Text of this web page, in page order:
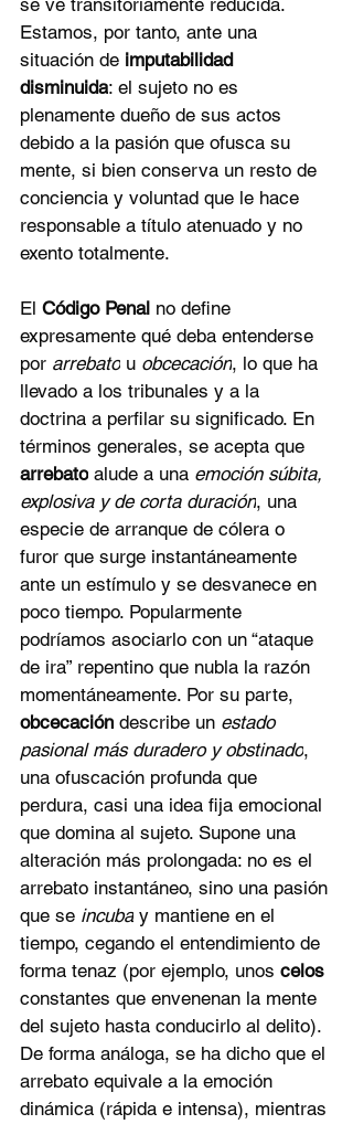
se ve transitoriamente reducida.
Estamos, por tanto, ante una
situación de imputabilidad
disminuida: el sujeto no es
plenamente dueño de sus actos
debido a la pasión que ofusca su
mente, si bien conserva un resto de
conciencia y voluntad que le hace
responsable a título atenuado y no
exento totalmente.
El Código Penal no define
expresamente qué deba entenderse
por arrebato u obcecación, lo que ha
llevado a los tribunales y a la
doctrina a perfilar su significado. En
términos generales, se acepta que
arrebato alude a una emoción súbita,
explosiva y de corta duración, una
especie de arranque de cólera o
furor que surge instantáneamente
ante un estímulo y se desvanece en
poco tiempo. Popularmente
podríamos asociarlo con un “ataque
de ira” repentino que nubla la razón
momentáneamente. Por su parte,
obcecación describe un estado
pasional más duradero y obstinado,
una ofuscación profunda que
perdura, casi una idea fija emocional
que domina al sujeto. Supone una
alteración más prolongada: no es el
arrebato instantáneo, sino una pasión
que se incuba y mantiene en el
tiempo, cegando el entendimiento de
forma tenaz (por ejemplo, unos celos
constantes que envenenan la mente
del sujeto hasta conducirlo al delito).
De forma análoga, se ha dicho que el
arrebato equivale a la emoción
dinámica (rápida e intensa), mientras